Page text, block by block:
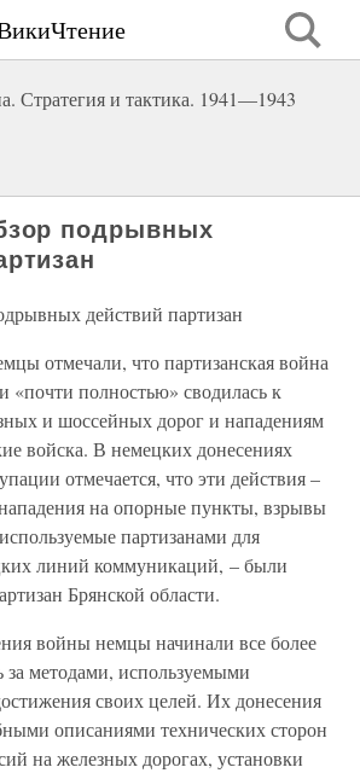
Стратегия и тактика. 1941—1943
подрывных
действий партизан
отмечали, что партизанская война
«почти полностью» сводилась к
и шоссейных дорог и нападениям
войска. В немецких донесениях
отмечается, что эти действия –
на опорные пункты, взрывы
партизанами для
линий коммуникаций, – были
Брянской области.
войны немцы начинали все более
за методами, используемыми
своих целей. Их донесения
описаниями технических сторон
на железных дорогах, установки